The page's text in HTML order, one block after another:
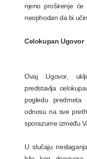
njeno proširenje
neophodan da bi
Celokupan Ugovor
Ovaj Ugovor,
predstavlja
pogledu
odnosu na sve
sporazume između
U slučaju